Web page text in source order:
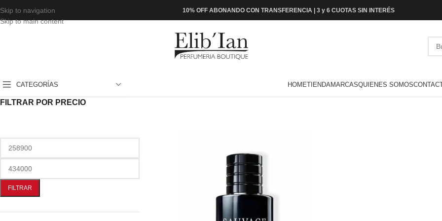
Skip to navigation
Skip to main content
10% OFF ABONANDO CON TRANSFERENCIA | 3 y 6 CUOTAS SIN INTERÉS
CATEGORÍAS HOMETIENDAMARCASQUIENES SOMOS
FILTRAR POR PRECIO
FILTRAR